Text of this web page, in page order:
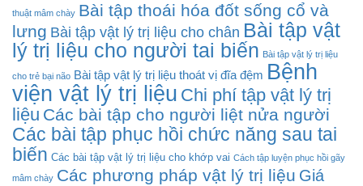
thuật mâm chày Bài tập thoái hóa đốt sống cổ và
lưng Bài tập vật lý trị liệu cho chân Bài tập vật
lý trị liệu cho người tai biến Bài tập vật lý trị liệu
cho trẻ bại não Bài tập vật lý trị liệu thoát vị đĩa đệm Bệnh
viện vật lý trị liệu Chi phí tập vật lý trị
liệu Các bài tập cho người liệt nửa người
Các bài tập phục hồi chức năng sau tai
biến Các bài tập vật lý trị liệu cho khớp vai Cách tập luyện phục hồi gãy
mâm chày Các phương pháp vật lý trị liệu Giá